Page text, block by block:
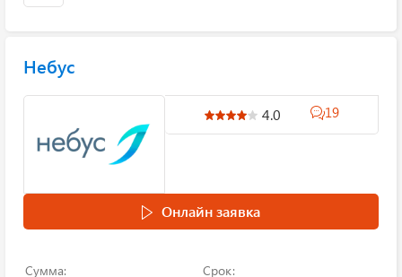
Небус
4.0 19
Онлайн заявка
Сумма: Срок: